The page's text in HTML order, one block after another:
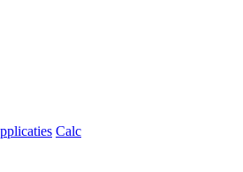
Calc